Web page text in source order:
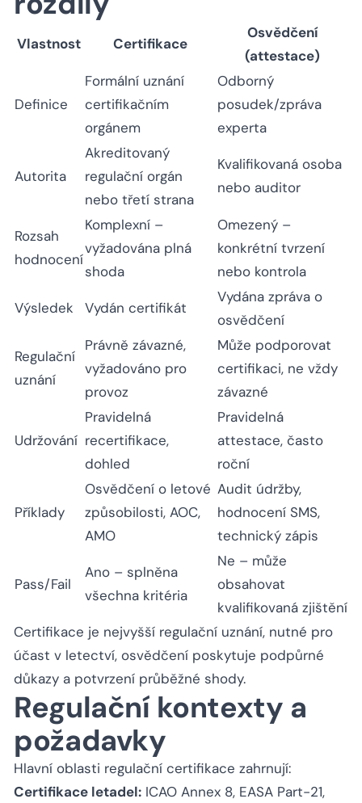
Vlastnost Certifikace
Osvědčení
(attestace)
Definice
Formální uznání
certifikačním
orgánem
Odborný
posudek/zpráva
experta
Autorita
Akreditovaný
regulační orgán
nebo třetí strana
Kvalifikovaná osoba
nebo auditor
Rozsah
hodnocení
Komplexní –
vyžadována plná
shoda
Omezený –
konkrétní tvrzení
nebo kontrola
Výsledek Vydán certifikát
Vydána zpráva o
osvědčení
Regulační
uznání
Právně závazné,
vyžadováno pro
provoz
Může podporovat
certifikaci, ne vždy
závazné
Udržování
Pravidelná
recertifikace,
dohled
Pravidelná
attestace, často
roční
Příklady
Osvědčení o letové
způsobilosti, AOC,
AMO
Audit údržby,
hodnocení SMS,
technický zápis
Pass/Fail
Ano – splněna
všechna kritéria
Ne – může
obsahovat
kvalifikovaná zjištění
Certifikace je nejvyšší regulační uznání, nutné pro
účast v letectví, osvědčení poskytuje podpůrné
důkazy a potvrzení průběžné shody.
Regulační kontexty a
požadavky
Hlavní oblasti regulační certifikace zahrnují:
Certifikace letadel: ICAO Annex 8, EASA Part-21,